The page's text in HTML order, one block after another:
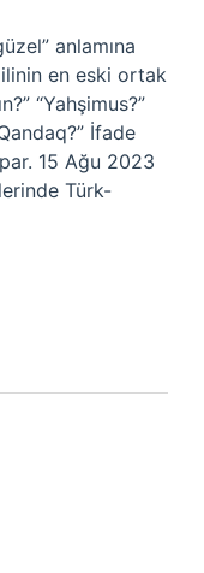
anlamına
en eski ortak
“Yahşimus?”
İfade
15 Ağu 2023
Türk-